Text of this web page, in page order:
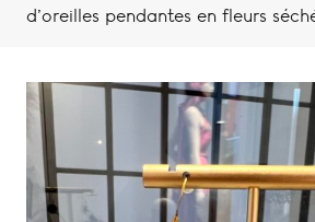
d’oreilles pendantes en fleurs